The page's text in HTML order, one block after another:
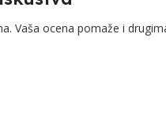
Vaša ocena pomaže i